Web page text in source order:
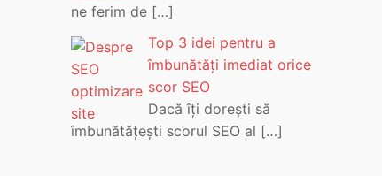
ne ferim de […]
Top 3 idei pentru a
îmbunătăți imediat orice
scor SEO
Dacă îți dorești să
îmbunătățești scorul SEO al […]